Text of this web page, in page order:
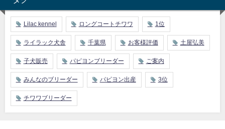
Lilac kennel ロングコートチワワ 1位
ライラック犬舎 千葉県 お客様評価 土屋弘美
子犬販売 パピヨンブリーダー ご案内
みんなのブリーダー パピヨン出産 3位
チワワブリーダー